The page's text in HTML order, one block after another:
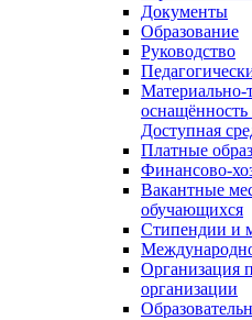
Документы
Образование
Руководство
Материально-
оснащённость
Доступная
Платные
Финансово-
Вакантные
обучающихся
Стипендии и
Организация
организации